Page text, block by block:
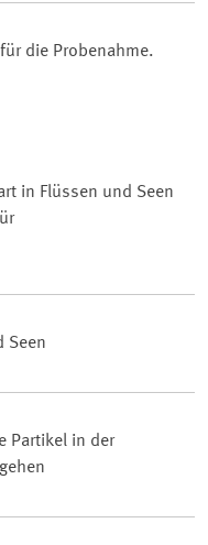
die Probenahme.
in Flüssen und Seen
Seen
Partikel in der